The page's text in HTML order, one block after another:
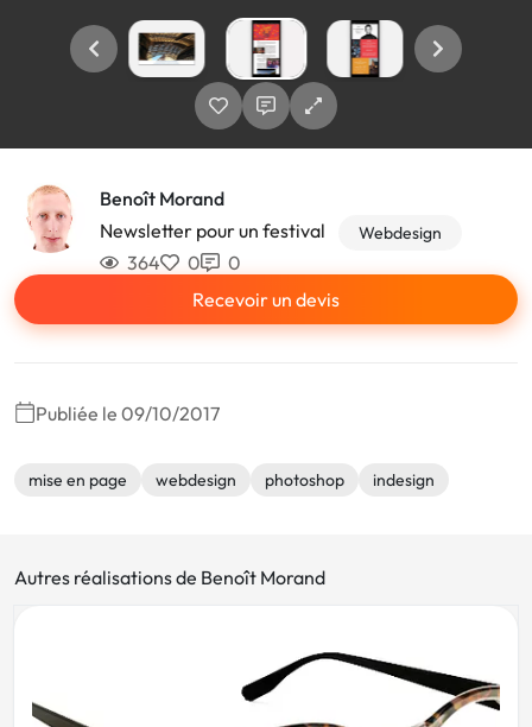
Benoît Morand
Newsletter pour un festival
Webdesign
364 0
0
Recevoir un devis
Publiée le 09/10/2017
mise en page webdesign photoshop indesign
Autres réalisations de Benoît Morand